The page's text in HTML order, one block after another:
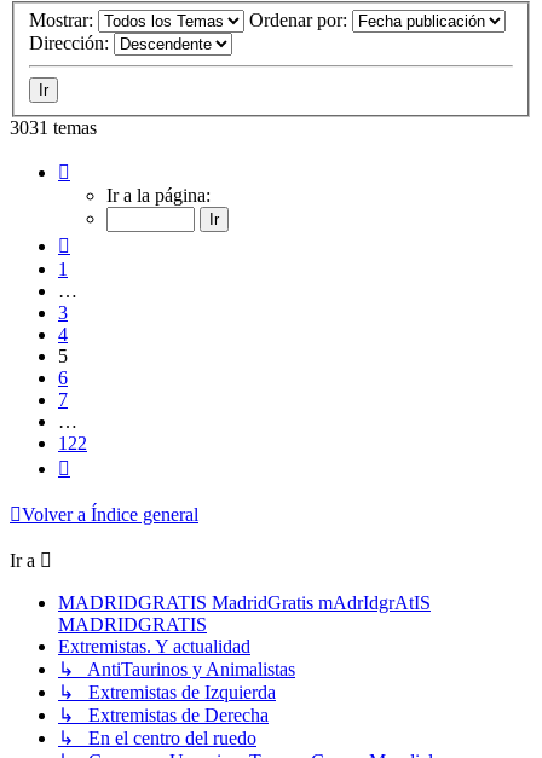
Mostrar:
Ordenar por:
Dirección:
3031 temas
Ir a la página:
1
…
3
4
5
6
7
…
122
Volver a Índice general
Ir a
MADRIDGRATIS MadridGratis mAdrIdgrAtIS
MADRIDGRATIS
Extremistas. Y actualidad
↳ AntiTaurinos y Animalistas
↳ Extremistas de Izquierda
↳ Extremistas de Derecha
↳ En el centro del ruedo